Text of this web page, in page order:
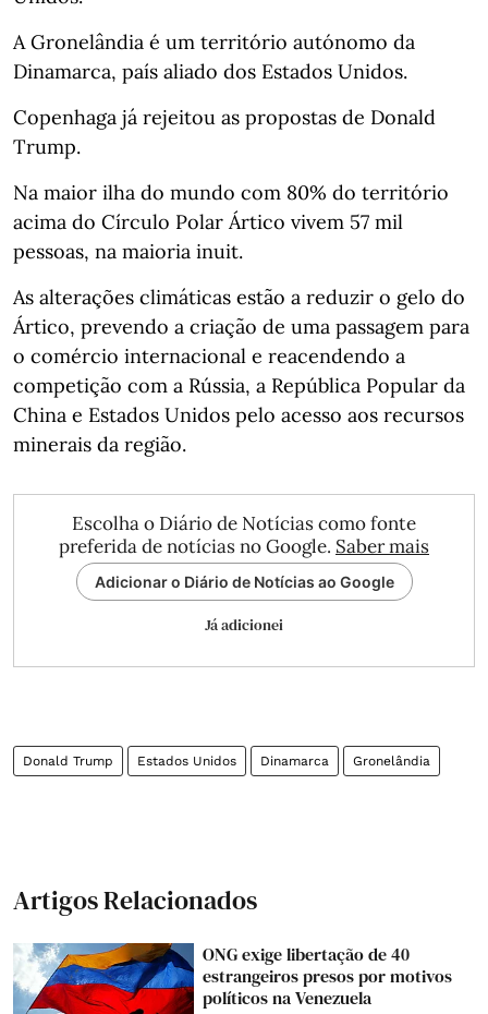
A Gronelândia é um território autónomo da
Dinamarca, país aliado dos Estados Unidos.
Copenhaga já rejeitou as propostas de Donald
Trump.
Na maior ilha do mundo com 80% do território
acima do Círculo Polar Ártico vivem 57 mil
pessoas, na maioria inuit.
As alterações climáticas estão a reduzir o gelo do
Ártico, prevendo a criação de uma passagem para
o comércio internacional e reacendendo a
competição com a Rússia, a República Popular da
China e Estados Unidos pelo acesso aos recursos
minerais da região.
Escolha o Diário de Notícias como fonte
preferida de notícias no Google. Saber mais
Adicionar o Diário de Notícias ao Google
Já adicionei
Donald Trump Estados Unidos Dinamarca Gronelândia
Artigos Relacionados
ONG exige libertação de 40
estrangeiros presos por motivos
políticos na Venezuela